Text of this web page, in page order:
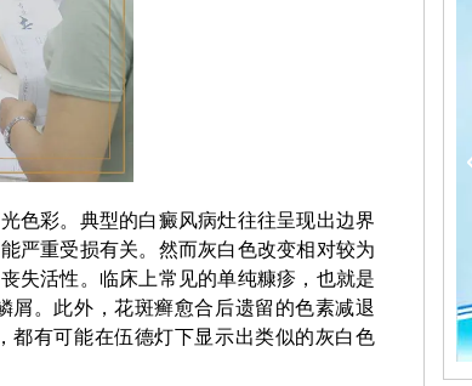
色彩。典型的白癜风病灶往往呈现出边界
严重受损有关。然而灰白色改变相对较为
失活性。临床上常见的单纯糠疹，也就是
屑。此外，花斑癣愈合后遗留的色素减退
都有可能在伍德灯下显示出类似的灰白色